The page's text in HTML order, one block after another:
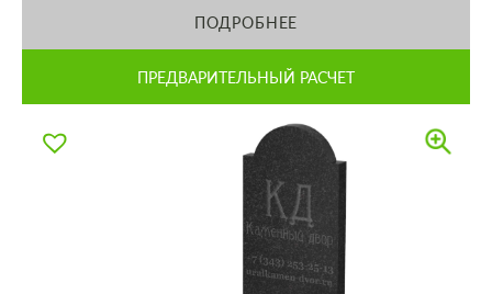
ПОДРОБНЕЕ
ПРЕДВАРИТЕЛЬНЫЙ РАСЧЕТ